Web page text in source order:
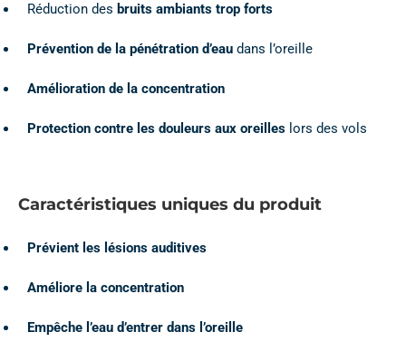
Réduction des bruits ambiants trop forts
Prévention de la pénétration d’eau dans l’oreille
Amélioration de la concentration
Protection contre les douleurs aux oreilles lors des vols
Caractéristiques uniques du produit
Prévient les lésions auditives
Améliore la concentration
Empêche l’eau d’entrer dans l’oreille